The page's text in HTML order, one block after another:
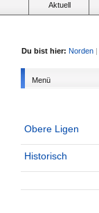
Aktuell
Du bist hier: Norden |
Menü
Obere Ligen
Historisch